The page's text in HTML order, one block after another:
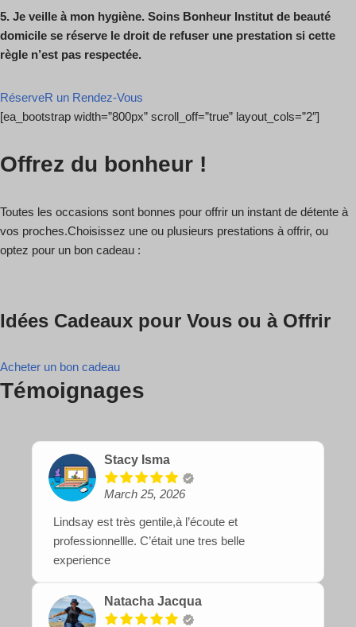
5. Je veille à mon hygiène. Soins Bonheur Institut de beauté
domicile se réserve le droit de refuser une prestation si cette
règle n’est pas respectée.
RéserveR un Rendez-Vous
[ea_bootstrap width=”800px” scroll_off=”true” layout_cols=”2″]
Offrez du bonheur !
Toutes les occasions sont bonnes pour offrir un instant de détente à
vos proches.Choisissez une ou plusieurs prestations à offrir, ou
optez pour un bon cadeau :
Idées Cadeaux pour Vous ou à Offrir
Acheter un bon cadeau
Témoignages
Stacy Isma
March 25, 2026
Lindsay est très gentile,à l’écoute et
professionnellle. C’était une tres belle
experience
Natacha Jacqua